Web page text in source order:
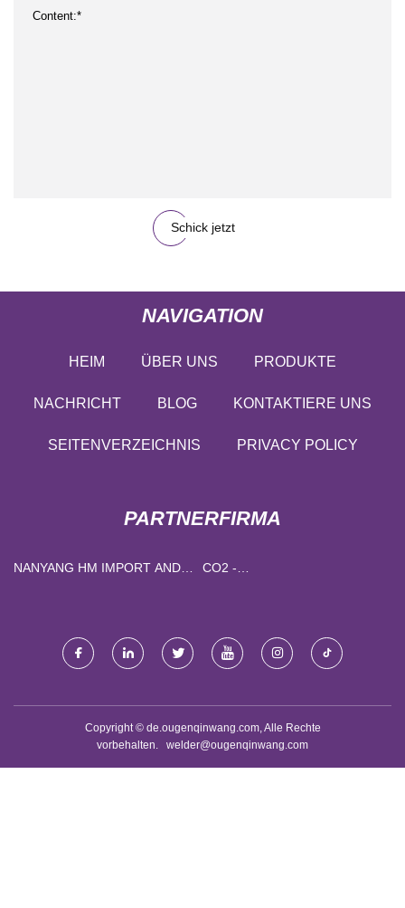
Schick jetzt
NAVIGATION
HEIM ÜBER UNS PRODUKTE
NACHRICHT BLOG KONTAKTIERE UNS
SEITENVERZEICHNIS PRIVACY POLICY
PARTNERFIRMA
NANYANG HM IMPORT AND
CO2 -
Copyright © de.ougenqinwang.com, Alle Rechte
vorbehalten. welder@ougenqinwang.com